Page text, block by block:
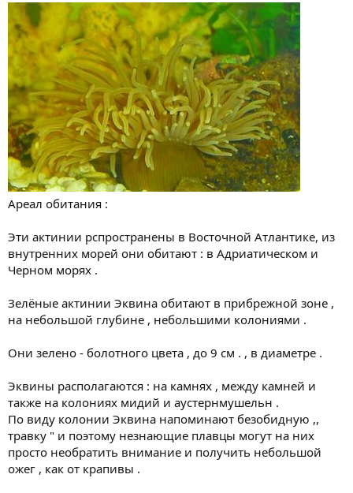
Ареал обитания :
Эти актинии рспространены в Восточной Атлантике, из
внутренних морей они обитают : в Адриатическом и
Черном морях .
Зелёные актинии Эквина обитают в прибрежной зоне ,
на небольшой глубине , небольшими колониями .
Они зелено - болотного цвета , до 9 см . , в диаметре .
Эквины располагаются : на камнях , между камней и
также на колониях мидий и аустернмушельн .
По виду колонии Эквина напоминают безобидную ,,
травку " и поэтому незнающие плавцы могут на них
просто необратить внимание и получить небольшой
ожег , как от крапивы .